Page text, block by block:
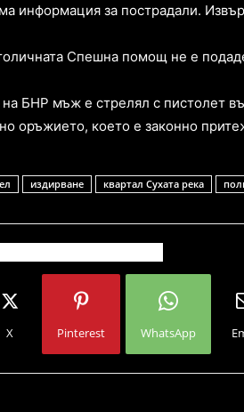
информация за пострадали.
Спешна помощ не е
БНР мъж е стрелял с пистолет
оръжието, което е законно
издирване квартал Сухата река
X Pinterest WhatsApp